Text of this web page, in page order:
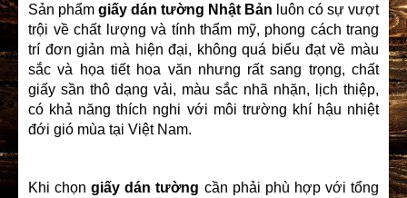
Sản phẩm giấy dán tường Nhật Bản luôn có sự vượt
trội về chất lượng và tính thẩm mỹ, phong cách trang
trí đơn giản mà hiện đại, không quá biểu đạt về màu
sắc và họa tiết hoa văn nhưng rất sang trọng, chất
giấy sần thô dạng vải, màu sắc nhã nhặn, lịch thiệp,
có khả năng thích nghi với môi trường khí hậu nhiệt
đới gió mùa tại Việt Nam.
Khi chọngiấy dán tường cần phải phù hợp với tổng